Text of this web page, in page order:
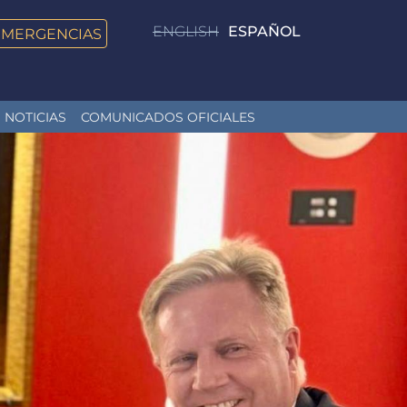
ENGLISH ESPAÑOL
NOTICIAS COMUNICADOS OFICIALES